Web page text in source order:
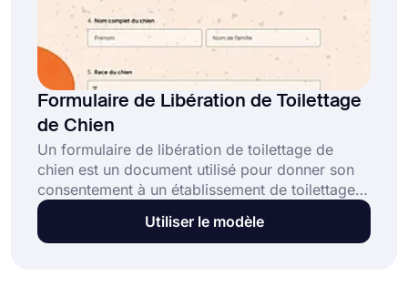
Formulaire de Libération de Toilettage
de Chien
Un formulaire de libération de toilettage de
chien est un document utilisé pour donner son
consentement à un établissement de toilettage
de chien ou à un toiletteur individuel pour
effectuer des services de toilettage sur un chien
Utiliser le modèle